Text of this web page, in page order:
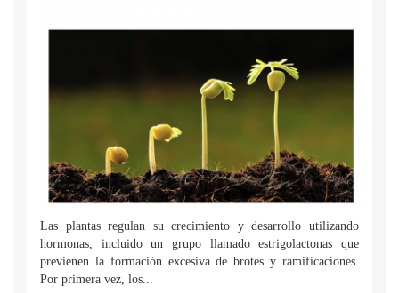
Las plantas regulan su crecimiento y desarrollo utilizando
hormonas, incluido un grupo llamado estrigolactonas que
previenen la formación excesiva de brotes y ramificaciones.
Por primera vez, los...